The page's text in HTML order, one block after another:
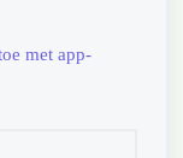
met app-